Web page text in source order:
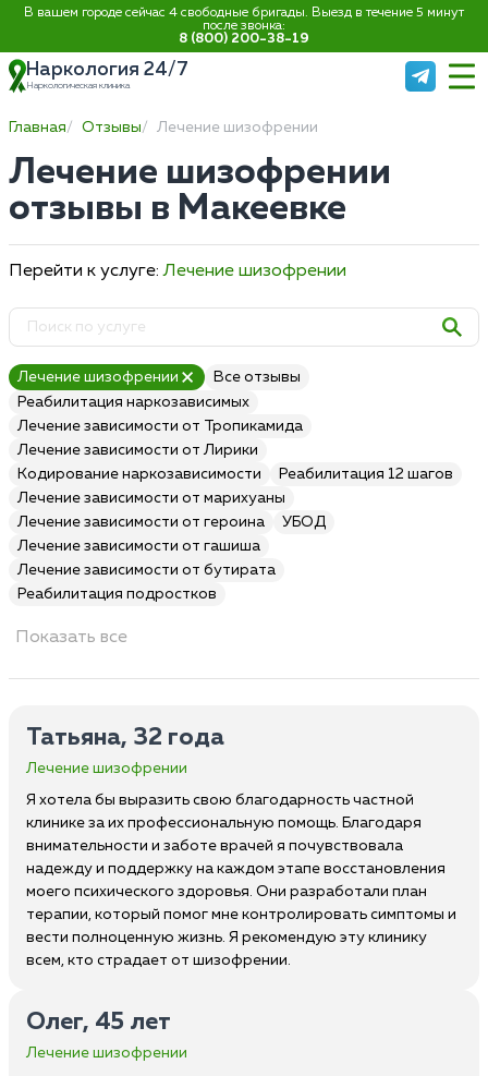
В вашем городе сейчас 4 свободные бригады. Выезд в течение 5 минут
после звонка:
8 (800) 200-38-19
Наркология 24/7
Наркологическая клиника
Главная Отзывы Лечение шизофрении
Лечение шизофрении
отзывы в Макеевке
Перейти к услуге:Лечение шизофрении
Лечение шизофрении
Все отзывы
Реабилитация наркозависимых
Лечение зависимости от Тропикамида
Лечение зависимости от Лирики
Кодирование наркозависимости
Реабилитация 12 шагов
Лечение зависимости от марихуаны
Лечение зависимости от героина
УБОД
Лечение зависимости от гашиша
Лечение зависимости от бутирата
Реабилитация подростков
Показать все
Татьяна, 32 года
Лечение шизофрении
Я хотела бы выразить свою благодарность частной
клинике за их профессиональную помощь. Благодаря
внимательности и заботе врачей я почувствовала
надежду и поддержку на каждом этапе восстановления
моего психического здоровья. Они разработали план
терапии, который помог мне контролировать симптомы и
вести полноценную жизнь. Я рекомендую эту клинику
всем, кто страдает от шизофрении.
Олег, 45 лет
Лечение шизофрении